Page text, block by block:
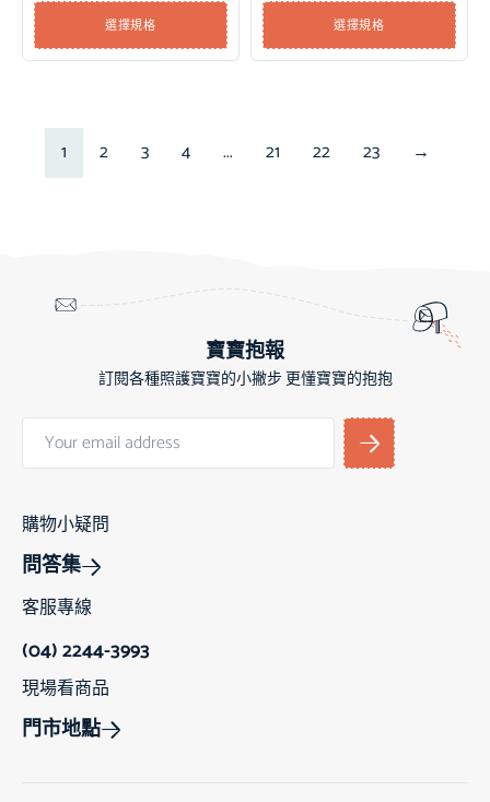
選擇規格 選擇規格
1 2 3 4 ... 21 22 23 →
寶寶抱報
訂閱各種照護寶寶的小撇步 更懂寶寶的抱抱
購物小疑問
問答集
客服專線
(04) 2244-3993
現場看商品
門市地點